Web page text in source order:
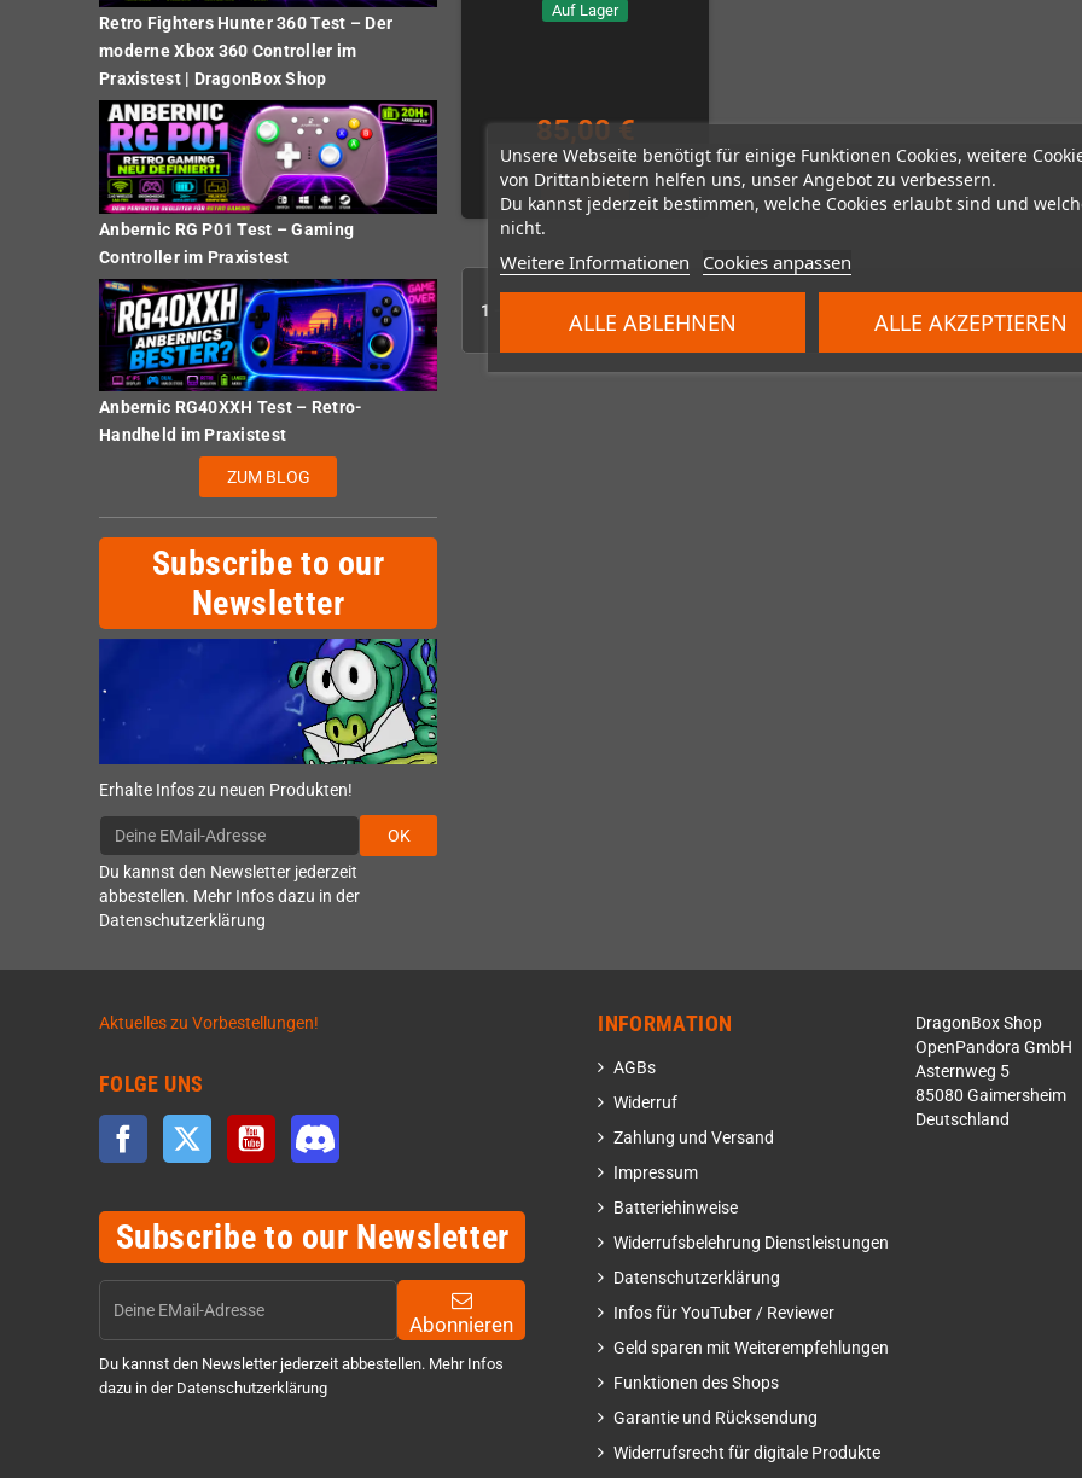
Unsere Webseite benötigt für einige Funktionen Cookies, weitere
von Drittanbietern helfen uns, unser Angebot zu verbessern.
Du kannst jederzeit bestimmen, welche Cookies erlaubt sind und
nicht.
Weitere Informationen Cookies anpassen
ALLE ABLEHNEN ALLE AKZEPTIEREN
Retro Fighters Hunter 360 Test – Der
moderne Xbox 360 Controller im
Praxistest | DragonBox Shop
Anbernic RG P01 Test – Gaming
Controller im Praxistest
Anbernic RG40XXH Test – Retro-
Handheld im Praxistest
ZUM BLOG
Subscribe to our
Newsletter
Erhalte Infos zu neuen Produkten!
OK
Du kannst den Newsletter jederzeit
abbestellen. Mehr Infos dazu in der
Datenschutzerklärung
Auf Lager
85,00 €
KAUFEN
1 - 1 von 1 Artikel(n)
Aktuelles zu Vorbestellungen!
FOLGE UNS
Facebook Twitter YouTube
Subscribe to our Newsletter
Abonnieren
Du kannst den Newsletter jederzeit abbestellen. Mehr Infos
dazu in der Datenschutzerklärung
INFORMATION
AGBs
Widerruf
Zahlung und Versand
Impressum
Batteriehinweise
Widerrufsbelehrung Dienstleistungen
Datenschutzerklärung
Infos für YouTuber / Reviewer
Geld sparen mit Weiterempfehlungen
Funktionen des Shops
Garantie und Rücksendung
Widerrufsrecht für digitale Produkte
DragonBox Shop
OpenPandora GmbH
Asternweg 5
85080 Gaimersheim
Deutschland